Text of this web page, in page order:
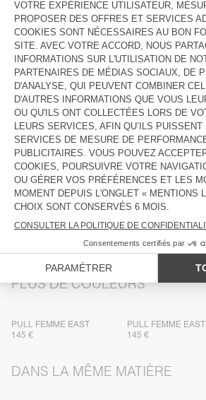
VOIR LE LOOK
DESCRIPTION
TAILLE ET COUPE
COMPOSITION
ENTRETIEN
TRAÇABILITÉ
LIVRAISON ET RETOURS
PLUS DE COULEURS
PULL FEMME EAST
145 €
PULL FEMME EAST
145 €
DANS LA MÊME MATIÈRE